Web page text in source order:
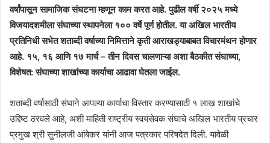
वर्षांपासून सामाजिक संघटना म्हणून काम करत आहे. पुढील वर्षी २०२५ मध्ये
विजयादशमीला संघाच्या स्थापनेला १०० वर्षे पूर्ण होतील. या अखिल भारतीय
प्रतिनिधी सभेत शताब्दी वर्षाच्या निमित्ताने कृती आराखड्याबाबत विचारमंथन होणार
आहे. १५, १६ आणि १७ मार्च – तीन दिवस चालणाऱ्या अशा बैठकीत संघाच्या,
विशेषत: संघाच्या शाखांच्या कार्याचा आढावा घेतला जाईल.
शताब्दी वर्षासाठी संघाने आपल्या कार्याचा विस्तार करण्यासाठी १ लाख शाखांचे
उद्दिष्ट ठरवले आहे, अशी माहिती राष्ट्रीय स्वयंसेवक संघाचे अखिल भारतीय प्रचार
प्रमुख श्री सुनीलजी आंबेकर यांनी आज पत्रकार परिषदेत दिली. यावेळी